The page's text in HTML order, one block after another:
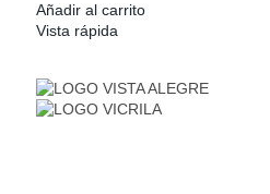
Añadir al carrito
Vista rápida